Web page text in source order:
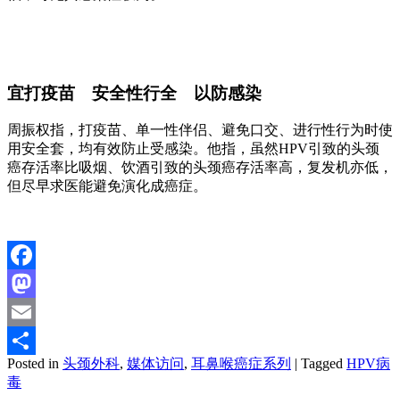
宜打疫苗 安全性行全 以防感染
周振权指，打疫苗、单一性伴侣、避免口交、进行性行为时使
用安全套，均有效防止受感染。他指，虽然HPV引致的头颈
癌存活率比吸烟、饮酒引致的头颈癌存活率高，复发机亦低，
但尽早求医能避免演化成癌症。
Facebook
Mastodon
Email
分
Posted in 头颈外科, 媒体访问, 耳鼻喉癌症系列 | Tagged HPV病
毒